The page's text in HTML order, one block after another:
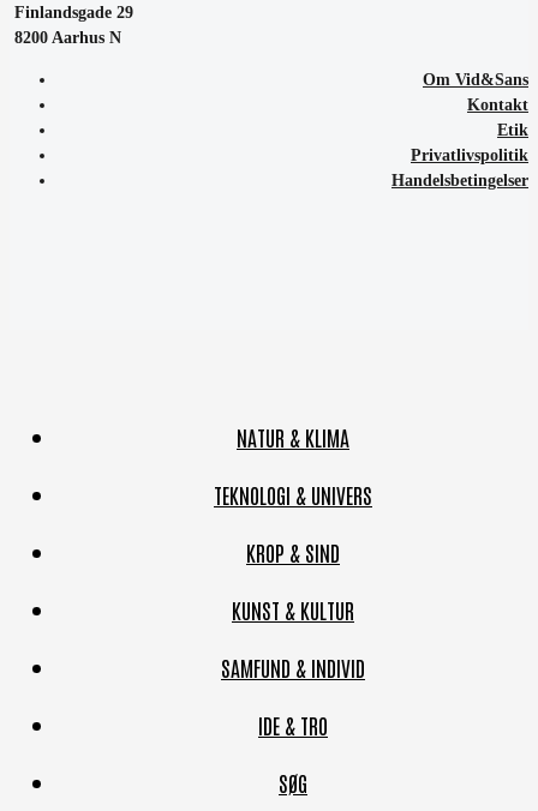
Finlandsgade 29
8200 Aarhus N
Om Vid&Sans
Kontakt
Etik
Privatlivspolitik
Handelsbetingelser
NATUR & KLIMA
TEKNOLOGI & UNIVERS
KROP & SIND
KUNST & KULTUR
SAMFUND & INDIVID
IDE & TRO
SØG